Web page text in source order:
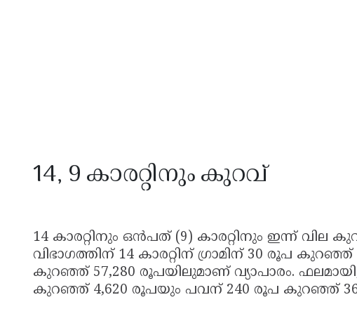
14, 9 കാരറ്റിനും കുറവ്
14 കാരറ്റിനും ഒൻപത് (9) കാരറ്റിനും ഇന്ന് വില
വിഭാഗത്തിന് 14 കാരറ്റിന് ഗ്രാമിന് 30 രൂപ
കുറഞ്ഞ് 57,280 രൂപയിലുമാണ് വ്യാപാരം.
കുറഞ്ഞ് 4,620 രൂപയും പവന് 240 രൂപ കുറഞ്ഞ്